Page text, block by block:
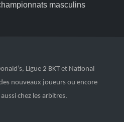
masculins
Ligue 2 BKT et National
nouveaux joueurs ou encore
chez les arbitres.